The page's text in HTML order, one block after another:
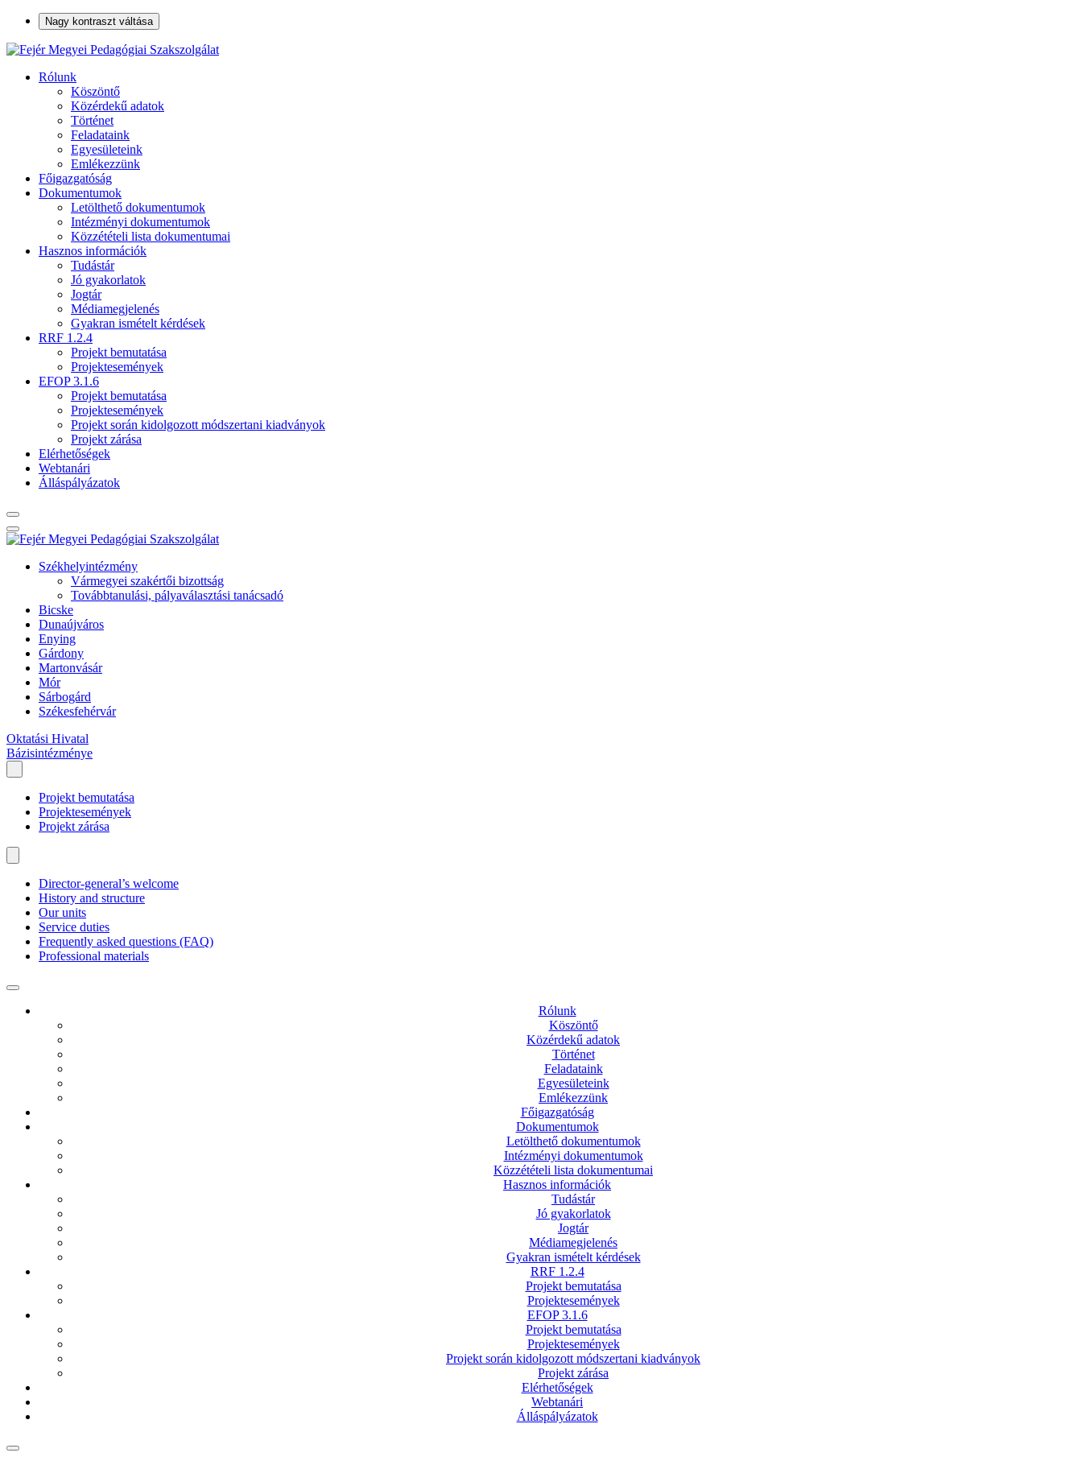
Nagy kontraszt váltása
Rólunk
Köszöntő
Közérdekű adatok
Történet
Feladataink
Egyesületeink
Emlékezzünk
Főigazgatóság
Dokumentumok
Letölthető dokumentumok
Intézményi dokumentumok
Közzétételi lista dokumentumai
Hasznos információk
Tudástár
Jó gyakorlatok
Jogtár
Médiamegjelenés
Gyakran ismételt kérdések
RRF 1.2.4
Projekt bemutatása
Projektesemények
EFOP 3.1.6
Projekt bemutatása
Projektesemények
Projekt során kidolgozott módszertani kiadványok
Projekt zárása
Elérhetőségek
Webtanári
Álláspályázatok
Székhelyintézmény
Vármegyei szakértői bizottság
Továbbtanulási, pályaválasztási tanácsadó
Bicske
Dunaújváros
Enying
Gárdony
Martonvásár
Mór
Sárbogárd
Székesfehérvár
Oktatási Hivatal
Bázisintézménye
Projekt bemutatása
Projektesemények
Projekt zárása
Director-general’s welcome
History and structure
Our units
Service duties
Frequently asked questions (FAQ)
Professional materials
Rólunk
Köszöntő
Közérdekű adatok
Történet
Feladataink
Egyesületeink
Emlékezzünk
Főigazgatóság
Dokumentumok
Letölthető dokumentumok
Intézményi dokumentumok
Közzétételi lista dokumentumai
Hasznos információk
Tudástár
Jó gyakorlatok
Jogtár
Médiamegjelenés
Gyakran ismételt kérdések
RRF 1.2.4
Projekt bemutatása
Projektesemények
EFOP 3.1.6
Projekt bemutatása
Projektesemények
Projekt során kidolgozott módszertani kiadványok
Projekt zárása
Elérhetőségek
Webtanári
Álláspályázatok